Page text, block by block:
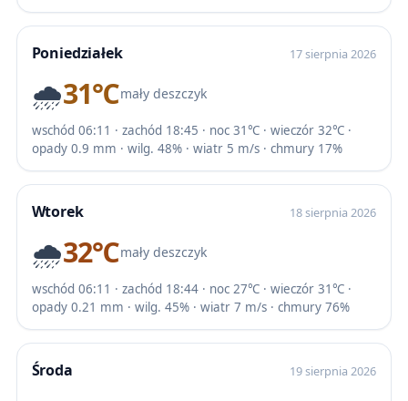
Poniedziałek 17 sierpnia 2026
🌧️31℃mały deszczyk
wschód 06:11 · zachód 18:45 · noc 31℃ · wieczór 32℃ ·
opady 0.9 mm · wilg. 48% · wiatr 5 m/s · chmury 17%
Wtorek 18 sierpnia 2026
🌧️32℃mały deszczyk
wschód 06:11 · zachód 18:44 · noc 27℃ · wieczór 31℃ ·
opady 0.21 mm · wilg. 45% · wiatr 7 m/s · chmury 76%
Środa 19 sierpnia 2026